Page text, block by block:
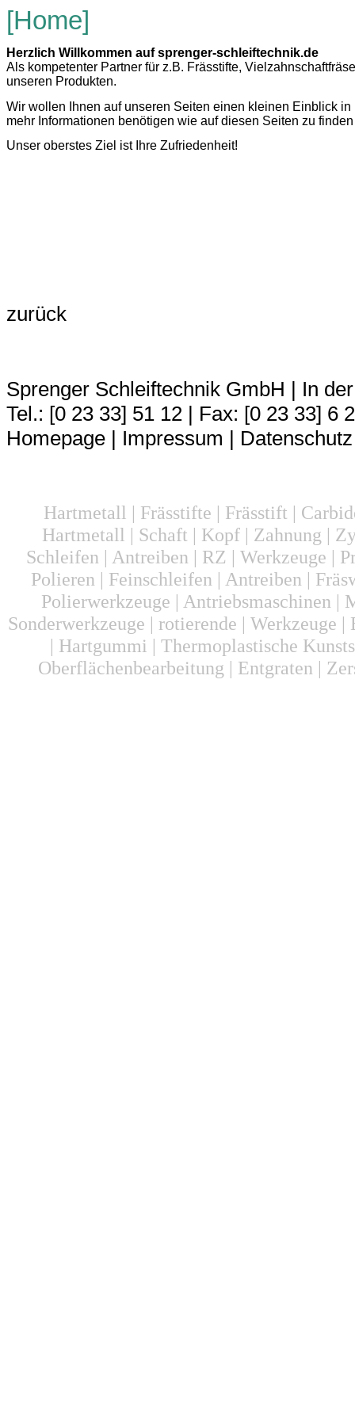
[Home]
Herzlich Willkommen auf sprenger-schleiftechnik.de
Als kompetenter Partner für z.B. Frässtifte,
unseren Produkten.
Wir wollen Ihnen auf unseren Seiten einen kleinen Einblick
mehr Informationen benötigen wie auf diesen Seiten zu
Unser oberstes Ziel ist Ihre Zufriedenheit!
zurück
Sprenger Schleiftechnik GmbH | In
Tel.: [0 23 33] 51 12 | Fax: [0 23 33] 6
Homepage | Impressum | Datenschutz
Hartmetall | Frässtifte | Frässtift |
Hartmetall | Schaft | Kopf | Zahnung |
Schleifen | Antreiben | RZ | Werkzeuge |
Polieren | Feinschleifen | Antreiben |
Polierwerkzeuge | Antriebsmaschinen |
Sonderwerkzeuge | rotierende |
| Hartgummi | Thermoplastische
Oberflächenbearbeitung | Entgraten |